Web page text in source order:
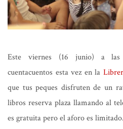
Este viernes (16 junio) a las
cuentacuentos esta vez en la
que tus peques disfruten de un
libros reserva plaza llamando al
es gratuita pero el aforo es limitado.